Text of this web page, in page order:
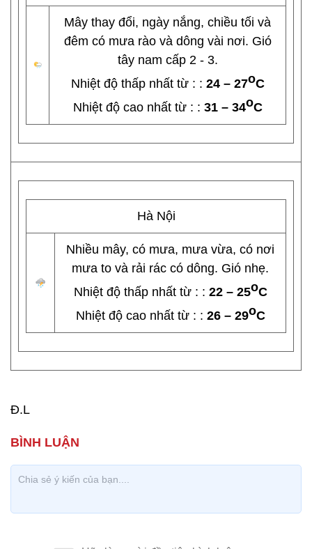
Mây thay đổi, ngày nắng, chiều tối và
đêm có mưa rào và dông vài nơi. Gió
tây nam cấp 2 - 3.
Nhiệt độ thấp nhất từ : : 24 – 27oC
Nhiệt độ cao nhất từ : : 31 – 34oC
Hà Nội
Nhiều mây, có mưa, mưa vừa, có nơi
mưa to và rải rác có dông. Gió nhẹ.
Nhiệt độ thấp nhất từ : : 22 – 25oC
Nhiệt độ cao nhất từ : : 26 – 29oC
Đ.L